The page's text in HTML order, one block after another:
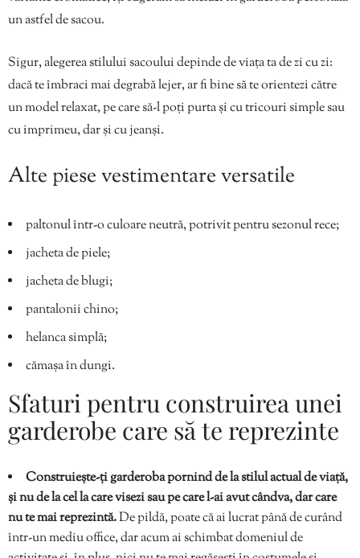
un astfel de sacou.
Sigur, alegerea stilului sacoului depinde de viața ta de zi cu zi:
dacă te îmbraci mai degrabă lejer, ar fi bine să te orientezi către
un model relaxat, pe care să-l poți purta și cu tricouri simple sau
cu imprimeu, dar și cu jeanși.
Alte piese vestimentare versatile
paltonul într-o culoare neutră, potrivit pentru sezonul rece;
jacheta de piele;
jacheta de blugi;
pantalonii chino;
helanca simplă;
cămașa în dungi.
Sfaturi pentru construirea unei
garderobe care să te reprezinte
Construiește-ți garderoba pornind de la stilul actual de viață,
și nu de la cel la care visezi sau pe care l-ai avut cândva, dar care
nu te mai reprezintă.De pildă, poate că ai lucrat până de curând
într-un mediu office, dar acum ai schimbat domeniul de